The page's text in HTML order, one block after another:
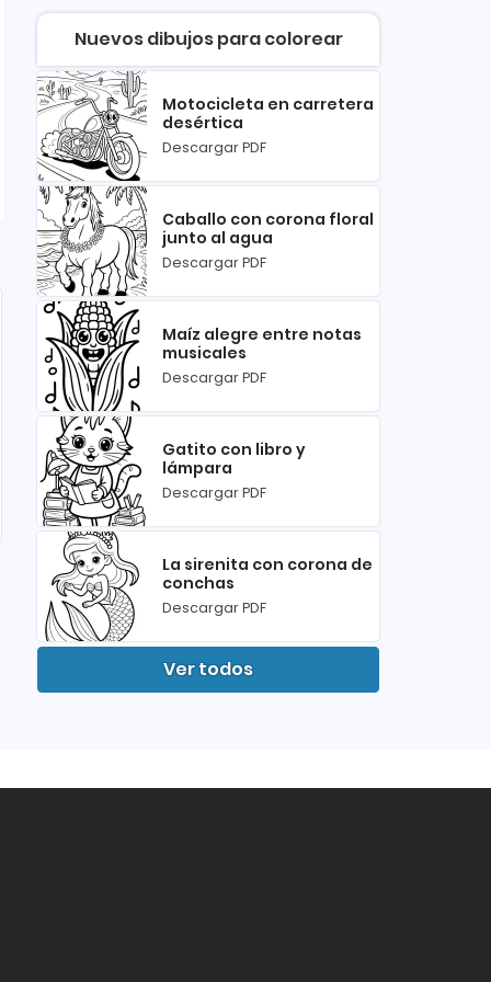
Nuevos dibujos para colorear
Motocicleta en carretera
desértica
Descargar PDF
Caballo con corona floral
junto al agua
Descargar PDF
Maíz alegre entre notas
musicales
Descargar PDF
Gatito con libro y
lámpara
Descargar PDF
La sirenita con corona de
conchas
Descargar PDF
Ver todos